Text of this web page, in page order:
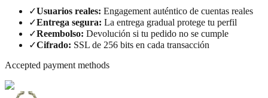
✓Usuarios reales: Engagement auténtico de cuentas reales
✓Entrega segura: La entrega gradual protege tu perfil
✓Reembolso: Devolución si tu pedido no se cumple
✓Cifrado: SSL de 256 bits en cada transacción
Accepted payment methods